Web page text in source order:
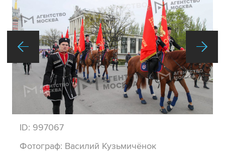
ID: 997067
Фотограф: Василий Кузьмичёнок